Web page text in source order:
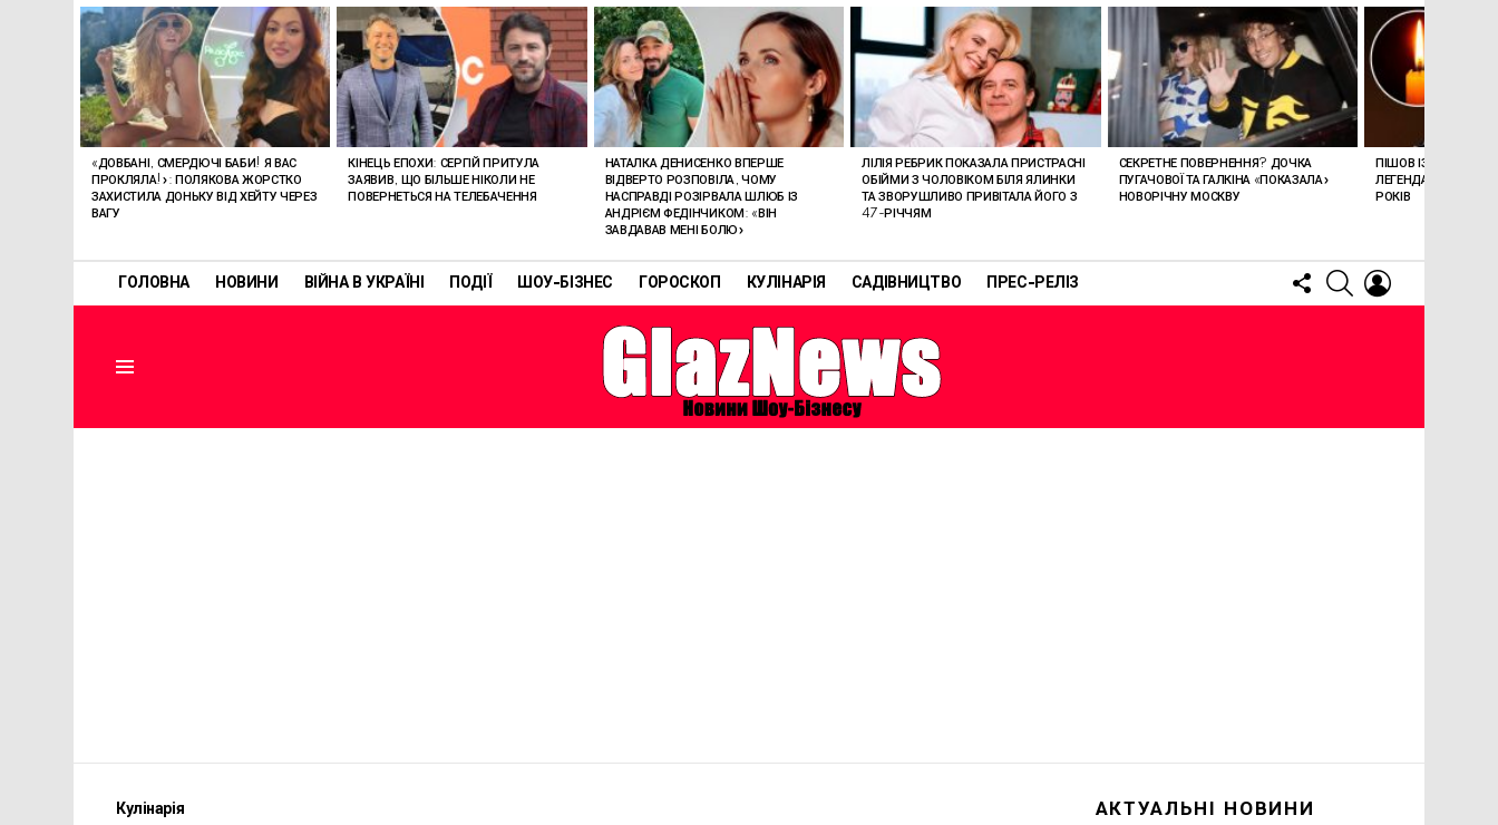
ГОЛОВНА НОВИНИ ВІЙНА В УКРАЇНІ ПОДІЇ ШОУ-БІЗНЕС ГОРОСКОП КУЛІНАРІЯ САДІВНИЦТВО ПРЕС-РЕЛІЗ
FOLLOW
US
SEARCH
ОСТАННІ
СТАТТІ
«ДОВБАНІ, СМЕРДЮЧІ БАБИ! Я ВАС
ПРОКЛЯЛА!»: ПОЛЯКОВА ЖОРСТКО
ЗАХИСТИЛА ДОНЬКУ ВІД ХЕЙТУ ЧЕРЕЗ
ВАГУ
КІНЕЦЬ ЕПОХИ: СЕРГІЙ ПРИТУЛА
ЗАЯВИВ, ЩО БІЛЬШЕ НІКОЛИ НЕ
ПОВЕРНЕТЬСЯ НА ТЕЛЕБАЧЕННЯ
НАТАЛКА ДЕНИСЕНКО ВПЕРШЕ
ВІДВЕРТО РОЗПОВІЛА, ЧОМУ
НАСПРАВДІ РОЗІРВАЛА ШЛЮБ ІЗ
АНДРІЄМ ФЕДІНЧИКОМ: «ВІН
ЗАВДАВАВ МЕНІ БОЛЮ»
ЛІЛІЯ РЕБРИК ПОКАЗАЛА ПРИСТРАСНІ
ОБІЙМИ З ЧОЛОВІКОМ БІЛЯ ЯЛИНКИ
ТА ЗВОРУШЛИВО ПРИВІТАЛА ЙОГО З
47-РІЧЧЯМ
СЕКРЕТНЕ ПОВЕРНЕННЯ? ДОЧКА
ПУГАЧОВОЇ ТА ГАЛКІНА «ПОКАЗАЛА»
НОВОРІЧНУ МОСКВУ
ПІШОВ ІЗ ЖИТТЯ
ЛЕГЕНДАРНОМУ
РОКІВ
Кулінарія АКТУАЛЬНІ НОВИНИ